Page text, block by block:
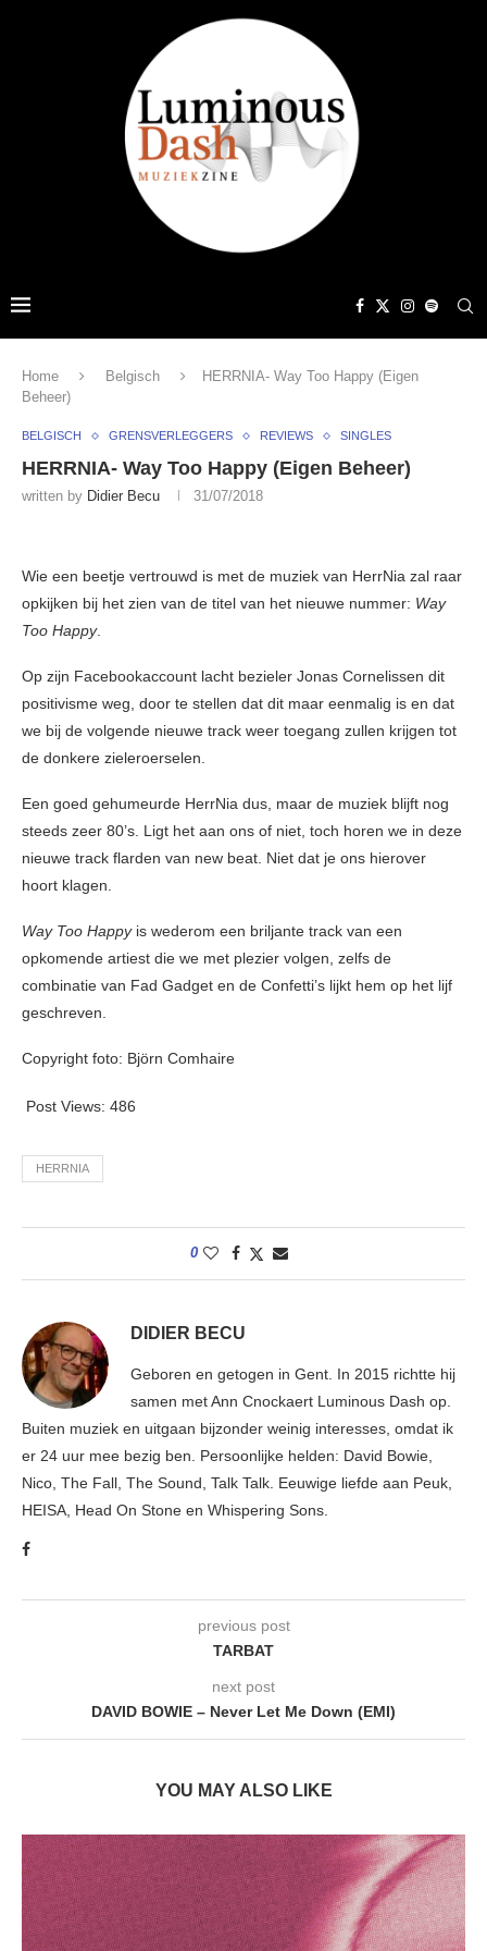
Home Belgisch
HERRNIA- Way Too Happy (Eigen
Beheer)
BELGISCH GRENSVERLEGGERS REVIEWS SINGLES
HERRNIA- Way Too Happy (Eigen Beheer)
written by Didier Becu 31/07/2018
Wie een beetje vertrouwd is met de muziek van HerrNia zal raar
opkijken bij het zien van de titel van het nieuwe nummer: Way
Too Happy.
Op zijn Facebookaccount lacht bezieler Jonas Cornelissen dit
positivisme weg, door te stellen dat dit maar eenmalig is en dat
we bij de volgende nieuwe track weer toegang zullen krijgen tot
de donkere zieleroerselen.
Een goed gehumeurde HerrNia dus, maar de muziek blijft nog
steeds zeer 80’s. Ligt het aan ons of niet, toch horen we in deze
nieuwe track flarden van new beat. Niet dat je ons hierover
hoort klagen.
Way Too Happyis wederom een briljante track van een
opkomende artiest die we met plezier volgen, zelfs de
combinatie van Fad Gadget en de Confetti’s lijkt hem op het lijf
geschreven.
Copyright foto: Björn Comhaire
Post Views: 486
HERRNIA
0
DIDIER BECU
Geboren en getogen in Gent. In 2015 richtte hij
samen met Ann Cnockaert Luminous Dash op.
Buiten muziek en uitgaan bijzonder weinig interesses, omdat ik
er 24 uur mee bezig ben. Persoonlijke helden: David Bowie,
Nico, The Fall, The Sound, Talk Talk. Eeuwige liefde aan Peuk,
HEISA, Head On Stone en Whispering Sons.
previous post
TARBAT
next post
DAVID BOWIE – Never Let Me Down (EMI)
YOU MAY ALSO LIKE